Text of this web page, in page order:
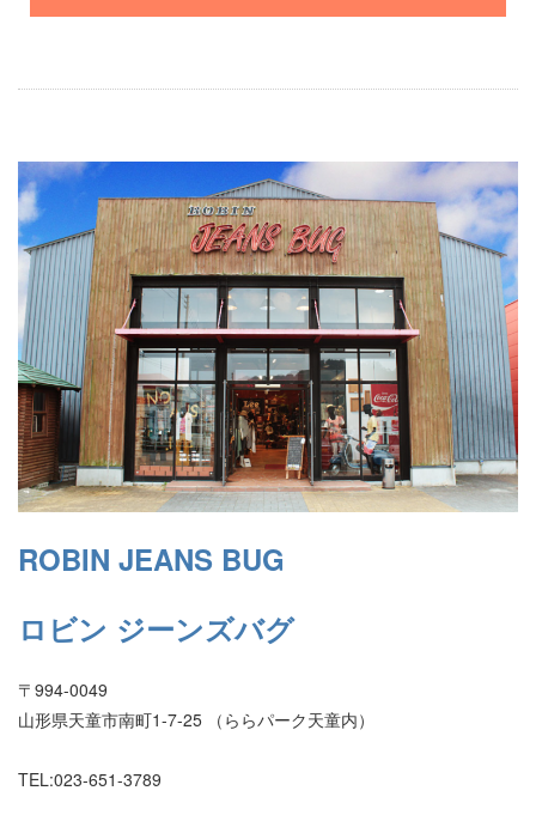
ROBIN JEANS BUG
ロビン ジーンズバグ
〒994-0049
山形県天童市南町1-7-25 （ららパーク天童内）
TEL:023-651-3789